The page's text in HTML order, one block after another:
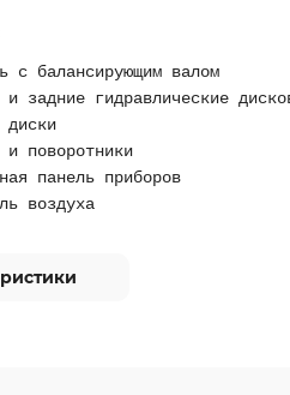
с балансирующим валом
и задние гидравлические
диски
и поворотники
панель приборов
воздуха